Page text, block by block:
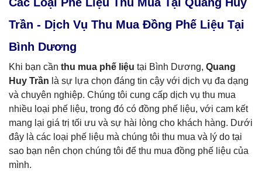
Trần - Dịch Vụ Thu Mua Đồng Phế Liệu Tại
Bình Dương
Khi bạn cần thu mua phế liệu tại Bình Dương, Quang
Huy Trần là sự lựa chọn đáng tin cậy với dịch vụ đa dạng
và chuyên nghiệp. Chúng tôi cung cấp dịch vụ thu mua
nhiều loại phế liệu, trong đó có đồng phế liệu, với cam kết
mang lại giá trị tối ưu và sự hài lòng cho khách hàng. Dưới
đây là các loại phế liệu mà chúng tôi thu mua và lý do tại
sao bạn nên chọn chúng tôi để thu mua đồng phế liệu của
mình.